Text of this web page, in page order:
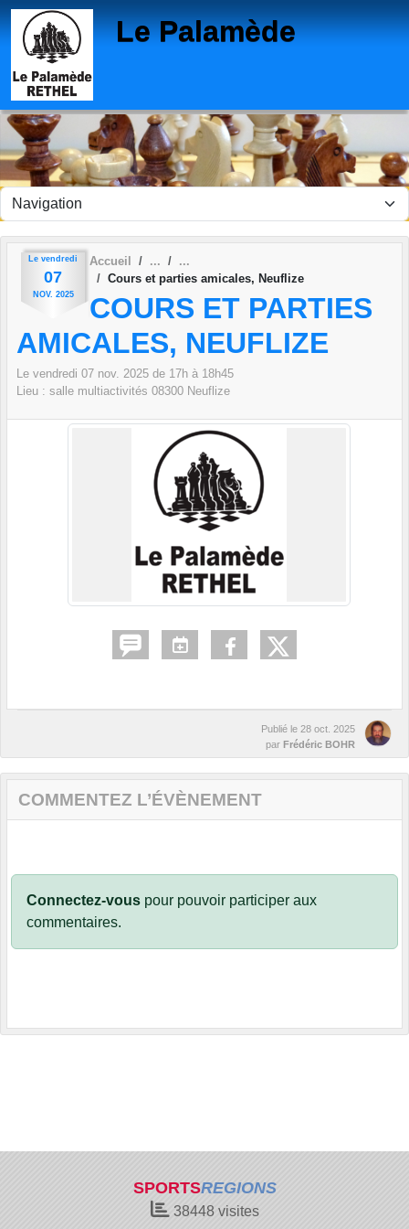
Le Palamède
Le vendredi
07
NOV. 2025
Accueil
Cours et parties amicales, Neuflize
COURS ET PARTIES
AMICALES, NEUFLIZE
Le vendredi 07 nov. 2025 de 17h à 18h45
Lieu : salle multiactivités 08300 Neuflize
Publié le 28 oct. 2025
par Frédéric BOHR
COMMENTEZ L’ÉVÈNEMENT
Connectez-vous pour pouvoir participer aux
commentaires.
SPORTSREGIONS
38448visites
Panneau de gestion des cookies